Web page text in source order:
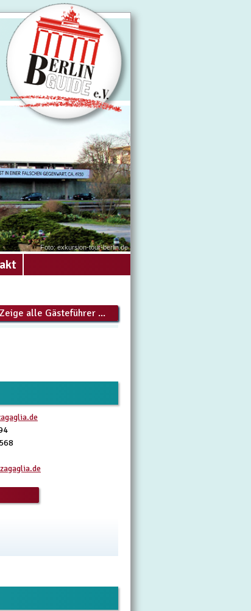
Foto: exkursion-tour-berlin.de
Zeige alle Gästeführer ...